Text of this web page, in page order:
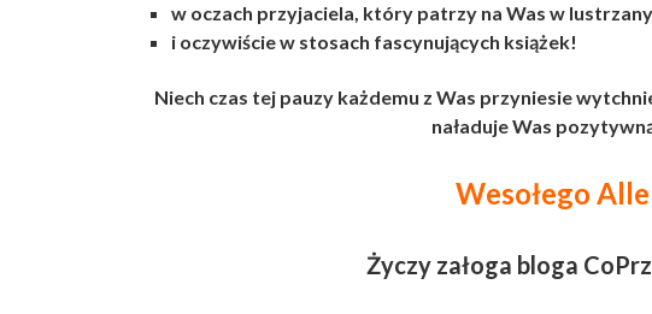
w oczach przyjaciela, który patrzy na Was w
i oczywiście w stosach fascynujących książek!
Niech czas tej pauzy każdemu z Was przyniesie
naładuje Was
Wesołego
Życzy załoga bloga